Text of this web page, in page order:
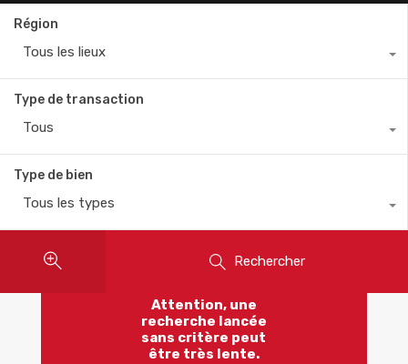
Région
Tous les lieux
Type de transaction
Tous
Type de bien
Tous les types
Rechercher
Attention, une
recherche lancée
sans critère peut
être très lente.